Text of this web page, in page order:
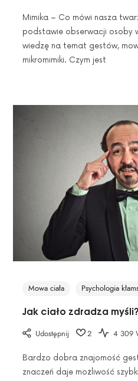
Mimika – Co mówi nasza
podstawie obserwacji osoby
wiedzę na temat gestów,
mikromimiki. Czym jest
Mowa ciała Psychologia
Jak ciało zdradza
Udostępnij 2 4 309
Bardzo dobra znajomość
znaczeń daje możliwość